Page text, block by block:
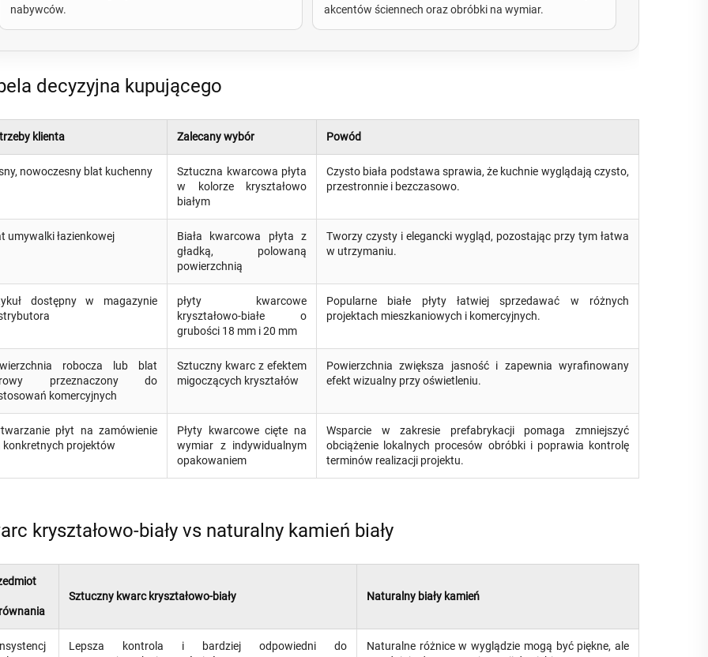
nabywców.
akcentów ściennech oraz obróbki na wymiar.
decyzyjna kupującego
klienta Zalecany wybór Powód
nowoczesny blat kuchenny
Sztuczna kwarcowa płyta
w kolorze kryształowo
białym
Czysto biała podstawa sprawia, że kuchnie wyglądają czysto,
przestronnie i bezczasowo.
umywalki łazienkowej
Biała kwarcowa płyta z
gładką, polowaną
powierzchnią
Tworzy czysty i elegancki wygląd, pozostając przy tym łatwa
w utrzymaniu.
dostępny w magazynie
płyty kwarcowe
kryształowo-białe o
grubości 18 mm i 20 mm
Popularne białe płyty łatwiej sprzedawać w różnych
projektach mieszkaniowych i komercyjnych.
robocza lub blat
przeznaczony do
komercyjnych
Sztuczny kwarc z efektem
migoczących kryształów
Powierzchnia zwiększa jasność i zapewnia wyrafinowany
efekt wizualny przy oświetleniu.
płyt na zamówienie
konkretnych projektów
Płyty kwarcowe cięte na
wymiar z indywidualnym
opakowaniem
Wsparcie w zakresie prefabrykacji pomaga zmniejszyć
obciążenie lokalnych procesów obróbki i poprawia kontrolę
terminów realizacji projektu.
kryształowo-biały vs naturalny kamień biały
Sztuczny kwarc kryształowo-biały Naturalny biały kamień
Lepsza kontrola i bardziej odpowiedni do
Naturalne różnice w wyglądzie mogą być piękne, ale